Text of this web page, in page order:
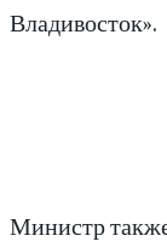
Владивосток».
Министр